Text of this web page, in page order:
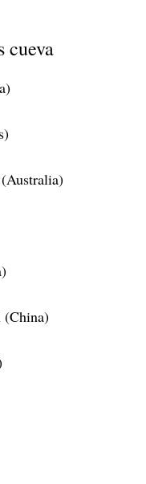
cueva
(China)